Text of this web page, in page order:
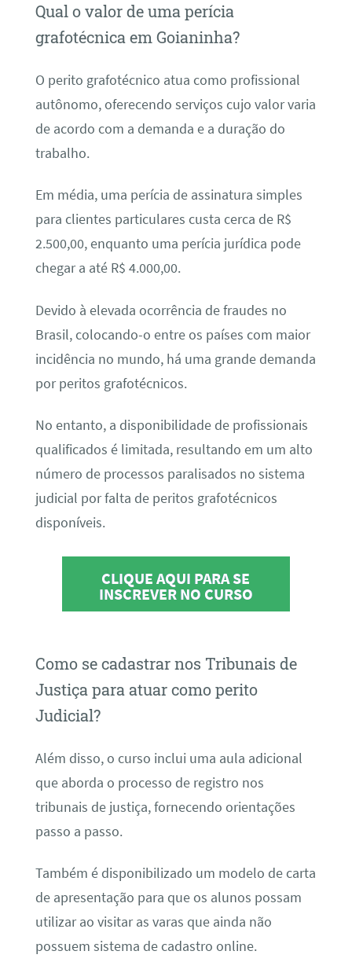
Qual o valor de uma perícia
grafotécnica em Goianinha?
O perito grafotécnico atua como profissional
autônomo, oferecendo serviços cujo valor varia
de acordo com a demanda e a duração do
trabalho.
Em média, uma perícia de assinatura simples
para clientes particulares custa cerca de R$
2.500,00, enquanto uma perícia jurídica pode
chegar a até R$ 4.000,00.
Devido à elevada ocorrência de fraudes no
Brasil, colocando-o entre os países com maior
incidência no mundo, há uma grande demanda
por peritos grafotécnicos.
No entanto, a disponibilidade de profissionais
qualificados é limitada, resultando em um alto
número de processos paralisados no sistema
judicial por falta de peritos grafotécnicos
disponíveis.
CLIQUE AQUI PARA SE
INSCREVER NO CURSO
Como se cadastrar nos Tribunais de
Justiça para atuar como perito
Judicial?
Além disso, o curso inclui uma aula adicional
que aborda o processo de registro nos
tribunais de justiça, fornecendo orientações
passo a passo.
Também é disponibilizado um modelo de carta
de apresentação para que os alunos possam
utilizar ao visitar as varas que ainda não
possuem sistema de cadastro online.